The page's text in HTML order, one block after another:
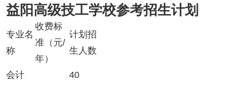
益阳高级技工学校参考招生计划
专业名
称
收费标
准（元/
年）
计划招
生人数
会计
40